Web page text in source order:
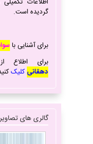
گردیده است.
برای آشنایی با
برای اطلاع از
دهقانی کلیک
گالری های تصاویر